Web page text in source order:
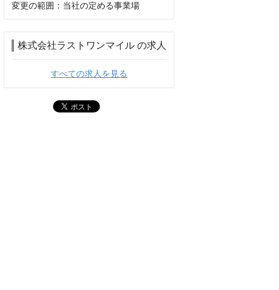
変更の範囲：当社の定める事業場
株式会社ラストワンマイル の求人
すべての求人を見る